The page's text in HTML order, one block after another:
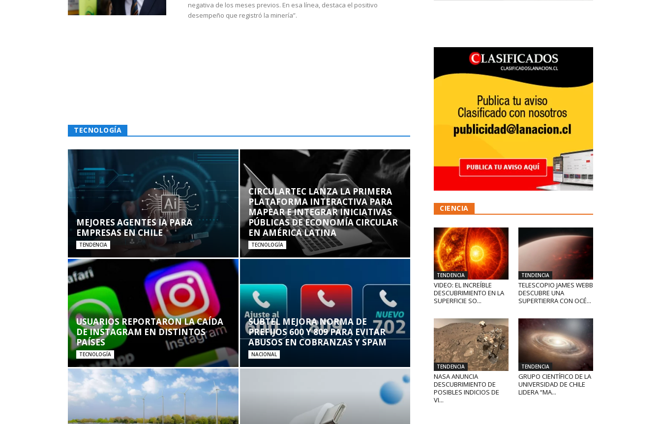
negativa de los meses previos. En esa línea, destaca el positivo
desempeño que registró la minería”.
TECNOLOGÍA
MEJORES AGENTES IA PARA
EMPRESAS EN CHILE
TENDENCIA
CIRCULARTEC LANZA LA PRIMERA
PLATAFORMA INTERACTIVA PARA
MAPEAR E INTEGRAR INICIATIVAS
PÚBLICAS DE ECONOMÍA CIRCULAR
EN AMÉRICA LATINA
TECNOLOGÍA
USUARIOS REPORTARON LA CAÍDA
DE INSTAGRAM EN DISTINTOS
PAÍSES
TECNOLOGÍA
SUBTEL MEJORA NORMA DE
PREFIJOS 600 Y 809 PARA EVITAR
ABUSOS EN COBRANZAS Y SPAM
NACIONAL
CIENCIA
TENDENCIA
VIDEO: EL INCREÍBLE
DESCUBRIMIENTO EN LA
SUPERFICIE SO...
TENDENCIA
TELESCOPIO JAMES WEBB
DESCUBRE UNA
SUPERTIERRA CON OCÉ...
TENDENCIA
NASA ANUNCIA
DESCUBRIMIENTO DE
POSIBLES INDICIOS DE
VI...
TENDENCIA
GRUPO CIENTÍFICO DE LA
UNIVERSIDAD DE CHILE
LIDERA “MA...